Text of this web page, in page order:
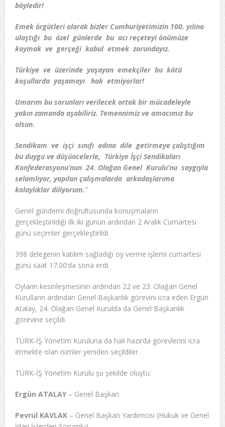
böyledir!
Emek örgütleri olarak bizler Cumhuriyetimizin 100. yılına
ulaştığı bu özel günlerde bu acı reçeteyi önümüze
koymak ve gerçeği kabul etmek zorundayız.
Türkiye ve üzerinde yaşayan emekçiler bu kötü
koşullarda yaşamayı hak etmiyorlar!
Umarım bu sorunları verilecek ortak bir mücadeleyle
yakın zamanda aşabiliriz. Temennimiz ve amacımız bu
olsun.
Sendikam ve işçi sınıfı adına dile getirmeye çalıştığım
bu duygu ve düşüncelerle, Türkiye İşçi Sendikaları
Konfederasyonu’nun 24. Olağan Genel Kurulu’nu saygıyla
selamlıyor, yapılan çalışmalarda arkadaşlarıma
kolaylıklar diliyorum.”
Genel gündemi doğrultusunda konuşmaların
gerçekleştirildiği ilk iki günün ardından 2 Aralık Cumartesi
günü seçimler gerçekleştirildi.
398 delegenin katılım sağladığı oy verme işlemi cumartesi
günü saat 17.00’da sona erdi.
Oyların kesinleşmesinin ardından 22 ve 23. Olağan Genel
Kurulların ardından Genel Başkanlık görevini icra eden Ergün
Atalay, 24. Olağan Genel Kurulda da Genel Başkanlık
görevine seçildi.
TÜRK-İŞ Yönetim Kuruluna da hali hazırda görevlerini icra
etmekte olan isimler yeniden seçildiler.
TÜRK-İŞ Yönetim Kurulu şu şekilde oluştu:
Ergün ATALAY– Genel Başkan
Pevrul KAVLAK– Genel Başkan Yardımcısı (Hukuk ve Genel